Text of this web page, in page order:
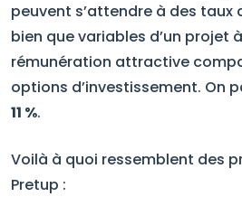
peuvent s’attendre à des taux
bien que variables d’un projet
rémunération attractive
options d’investissement. On
11 %.
Voilà à quoi ressemblent des
Pretup :